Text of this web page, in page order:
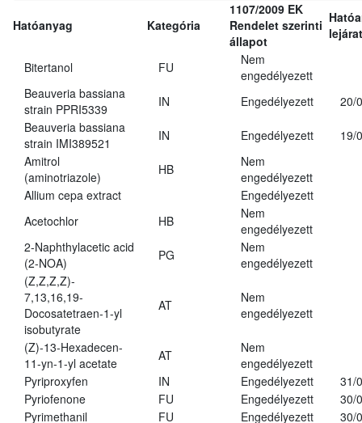
Hatóanyag Kategória
1107/2009 EK
Rendelet szerinti
állapot
Bitertanol FU
Nem
engedélyezett
Beauveria bassiana
strain PPRI5339
IN Engedélyezett
20/
Beauveria bassiana
strain IMI389521
IN Engedélyezett
19/
Amitrol
(aminotriazole)
HB
Nem
engedélyezett
Allium cepa extract
Engedélyezett
Acetochlor
HB
Nem
engedélyezett
2-Naphthylacetic acid
(2-NOA)
PG
Nem
engedélyezett
(Z,Z,Z,Z)-
7,13,16,19-
Docosatetraen-1-yl
isobutyrate
AT
Nem
engedélyezett
(Z)-13-Hexadecen-
11-yn-1-yl acetate
AT
Nem
engedélyezett
Pyriproxyfen
IN Engedélyezett
31/
Pyriofenone
FU Engedélyezett
30/
Pyrimethanil
FU Engedélyezett
30/